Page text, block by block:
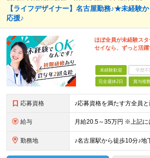
【ライフデザイナー】名古屋勤務♪★未経験
応援♪
ほぼ全員が未経験ス
セイなら、ずっと活
未経験歓迎 学歴不
完全週休2日 賞与複
応募資格
給与
勤務地